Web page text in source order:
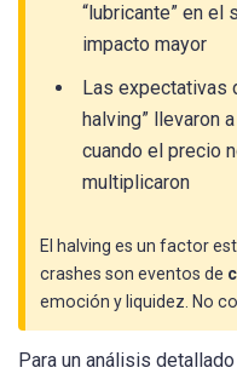
“lubricante” en el
impacto mayor
Las expectativas
halving” llevaron
cuando el precio
multiplicaron
El halving es un factor
crashes son eventos de
emoción y liquidez. No
Para un análisis